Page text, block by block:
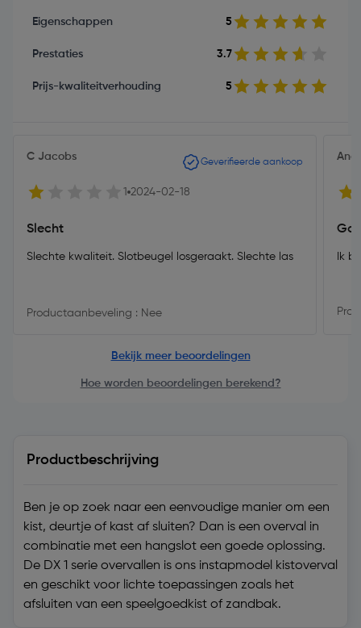
Eigenschappen 5
Prestaties 3.7
Prijs-kwaliteitverhouding 5
C Jacobs Geverifieerde aankoop
1 2024-02-18
Slecht
Slechte kwaliteit. Slotbeugel losgeraakt. Slechte las
Productaanbeveling : Nee
Ik
Bekijk meer beoordelingen
Hoe worden beoordelingen berekend?
Productbeschrijving
Ben je op zoek naar een eenvoudige manier om een
kist, deurtje of kast af sluiten? Dan is een overval in
combinatie met een hangslot een goede oplossing.
De DX 1 serie overvallen is ons instapmodel kistoverval
en geschikt voor lichte toepassingen zoals het
afsluiten van een speelgoedkist of zandbak.